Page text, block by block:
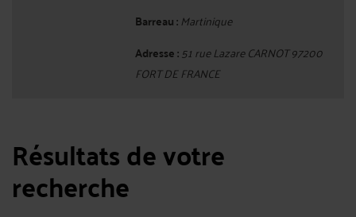
Barreau : Martinique
Adresse :51 rue Lazare CARNOT 97200
FORT DE FRANCE
Résultats de votre
recherche